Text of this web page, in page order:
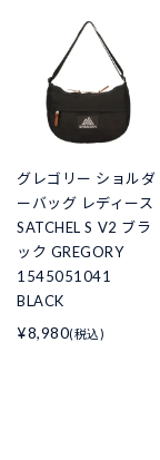
グレゴリー ショルダ
ーバッグ レディース
SATCHEL S V2 ブラ
ック GREGORY
1545051041
BLACK
¥8,980(税込)